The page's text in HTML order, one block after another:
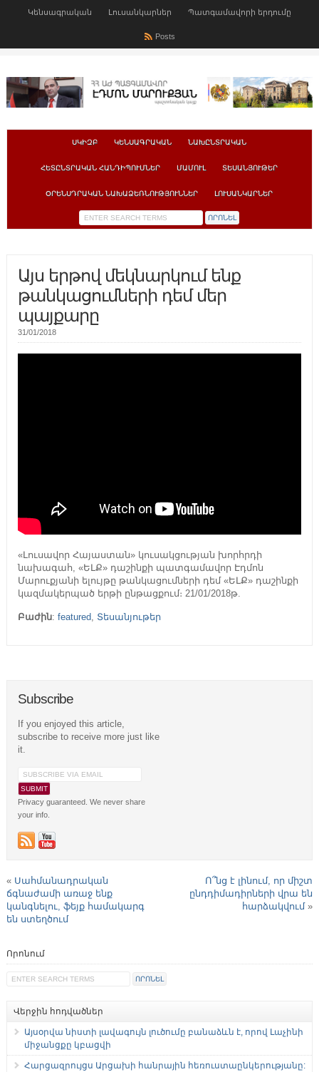
Կենսագրական Լուսանկարներ Պատգամավորի երդումը
Posts
ՍԿԻԶԲ ԿԵՆՍԱԳՐԱԿԱՆ ՆԱԽԸՆՏՐԱԿԱՆ
ՀԵՏԸՆՏՐԱԿԱՆ ՀԱՆԴԻՊՈՒՄՆԵՐ ՄԱՄՈՒԼ ՏԵՍԱՆՅՈՒԹԵՐ
ՕՐԵՆՍԴՐԱԿԱՆ ՆԱԽԱՁԵՌՆՈՒԹՅՈՒՆՆԵՐ ԼՈՒՍԱՆԿԱՐՆԵՐ
Այս երթով մեկնարկում ենք
թանկացումների դեմ մեր
պայքարը
31/01/2018
«Լուսավոր Հայաստան» կուսակցության խորհրդի
նախագահ, «ԵԼՔ» դաշինքի պատգամավոր Էդմոն
Մարուքյանի ելույթը թանկացումների դեմ «ԵԼՔ» դաշինքի
կազմակերպած երթի ընթացքում։ 21/01/2018թ.
Բաժին: featured, Տեսանյութեր
Subscribe
If you enjoyed this article,
subscribe to receive more just like
it.
Privacy guaranteed. We never share
your info.
« Սահմանադրական
ճգնաժամի առաջ ենք
կանգնելու, ֆեյք համակարգ
են ստեղծում
Ո՞նց է լինում, որ միշտ
ընդդիմադիրների վրա են
հարձակվում»
Որոնում
Վերջին հոդվածներ
Այսօրվա նիստի լավագույն լուծումը բանաձևն է, որով Լաչինի
միջանցքը կբացվի
Հարցազրույցս Արցախի հանրային հեռուստաընկերությանը: